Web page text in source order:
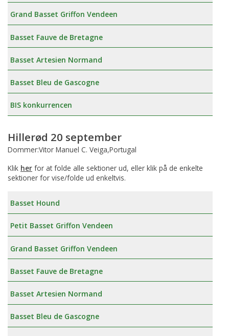
Grand Basset Griffon Vendeen
Basset Fauve de Bretagne
Basset Artesien Normand
Basset Bleu de Gascogne
BIS konkurrencen
Hillerød 20 september
Dommer:Vitor Manuel C. Veiga,Portugal
Klik her for at folde alle sektioner ud, eller klik på de enkelte
sektioner for vise/folde ud enkeltvis.
Basset Hound
Petit Basset Griffon Vendeen
Grand Basset Griffon Vendeen
Basset Fauve de Bretagne
Basset Artesien Normand
Basset Bleu de Gascogne